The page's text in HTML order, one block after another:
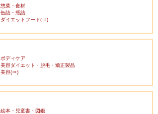
惣菜・食材
缶詰・瓶詰
ダイエットフード(⇒)
ボディケア
美容ダイエット・脱毛・矯正製品
美容(⇒)
絵本・児童書・図鑑